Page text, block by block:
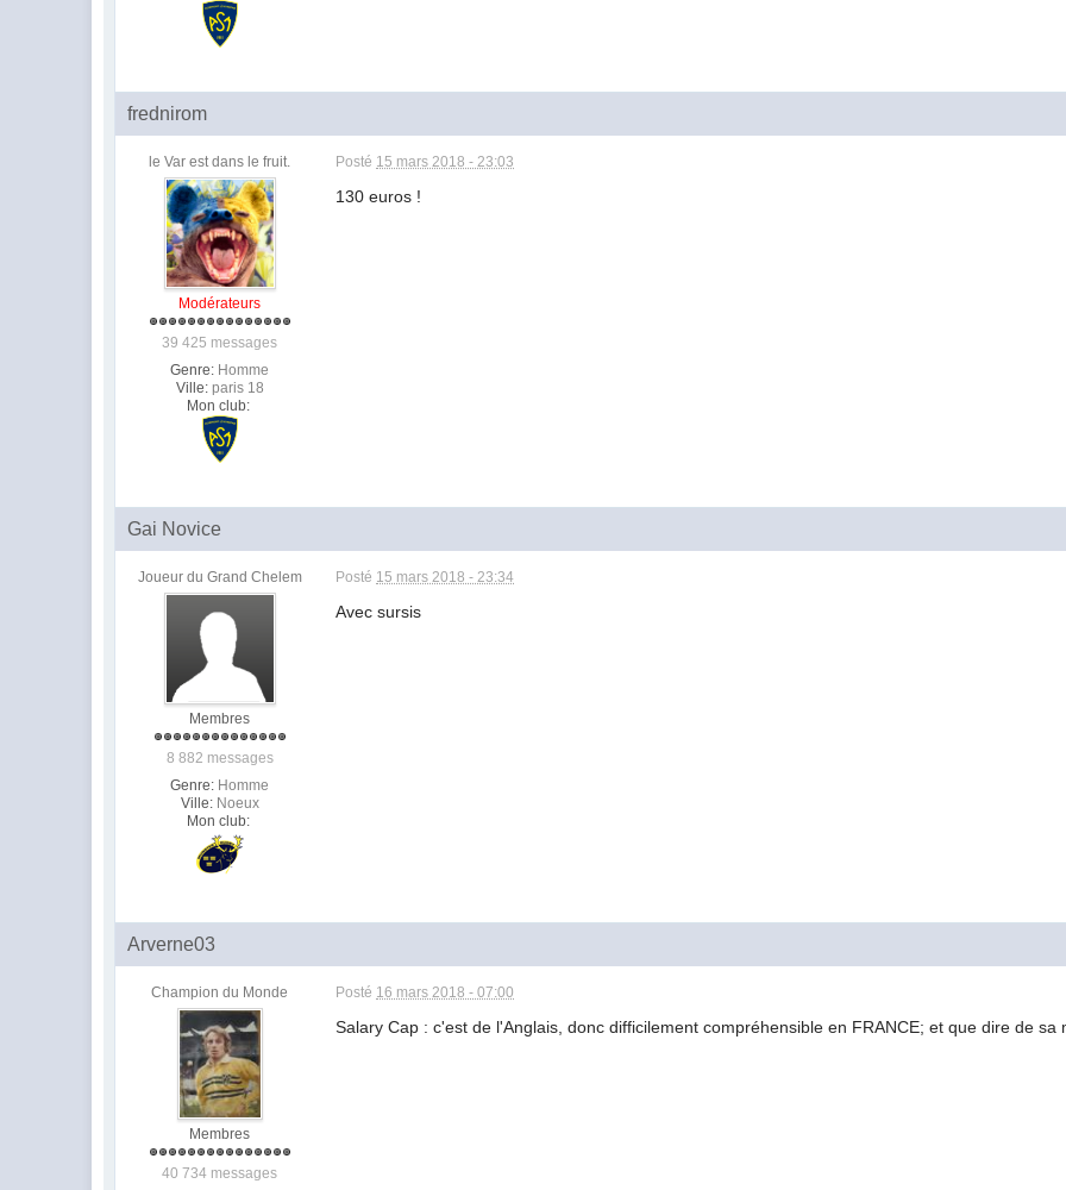
frednirom
le Var est dans le fruit.
Modérateurs
39 425 messages
Genre: Homme
Ville: paris 18
Mon club:
Posté 15 mars 2018 - 23:03
130 euros !
Gai Novice
Joueur du Grand Chelem
Membres
8 882 messages
Genre: Homme
Ville: Noeux
Mon club:
Posté 15 mars 2018 - 23:34
Avec sursis
Arverne03
Champion du Monde
Membres
40 734 messages
Posté 16 mars 2018 - 07:00
Salary Cap : c'est de l'Anglais, donc difficilement compréhensible en FRANCE; et que dire de sa